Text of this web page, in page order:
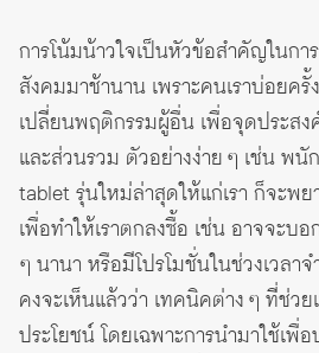
การโน้มน้าวใจเป็นหัวข้อสำคัญในก
สังคมมาช้านาน เพราะคนเราบ่อยค
เปลี่ยนพฤติกรรมผู้อื่น เพื่อจุดประส
และส่วนรวม ตัวอย่างง่าย ๆ เช่น พนั
tablet รุ่นใหม่ล่าสุดให้แก่เรา ก็จะพ
เพื่อทำให้เราตกลงซื้อ เช่น อาจจะบ
ๆ นานา หรือมีโปรโมชั่นในช่วงเวล
คงจะเห็นแล้วว่า เทคนิคต่าง ๆ ที่ช่ว
ประโยชน์ โดยเฉพาะการนำมาใช้เพื่